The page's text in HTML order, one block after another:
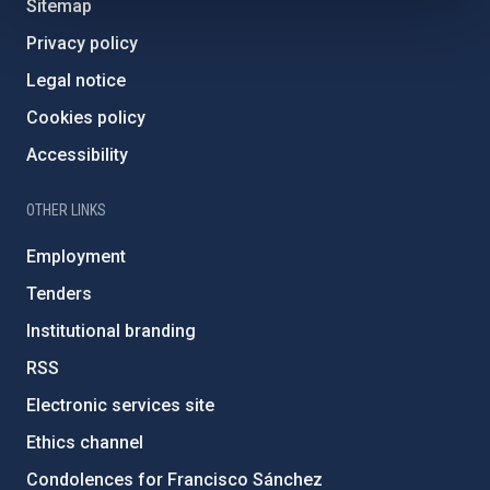
Sitemap
Privacy policy
Legal notice
Cookies policy
Accessibility
OTHER LINKS
Employment
Tenders
Institutional branding
RSS
Electronic services site
Ethics channel
Condolences for Francisco Sánchez